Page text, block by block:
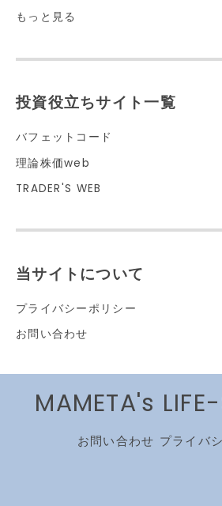
もっと見る
投資役立ちサイト一覧
バフェットコード
理論株価web
TRADER'S WEB
当サイトについて
プライバシーポリシー
お問い合わせ
MAMETA's LIFE-
お問い合わせ プライバ